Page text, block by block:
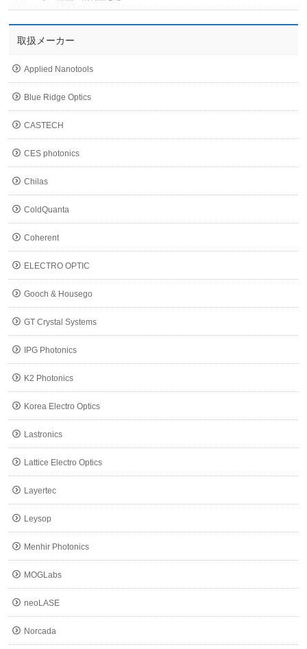
取扱メーカー
Applied Nanotools
Blue Ridge Optics
CASTECH
CES photonics
Chilas
ColdQuanta
Coherent
ELECTRO OPTIC
Gooch & Housego
GT Crystal Systems
IPG Photonics
K2 Photonics
Korea Electro Optics
Lastronics
Lattice Electro Optics
Layertec
Leysop
Menhir Photonics
MOGLabs
neoLASE
Norcada